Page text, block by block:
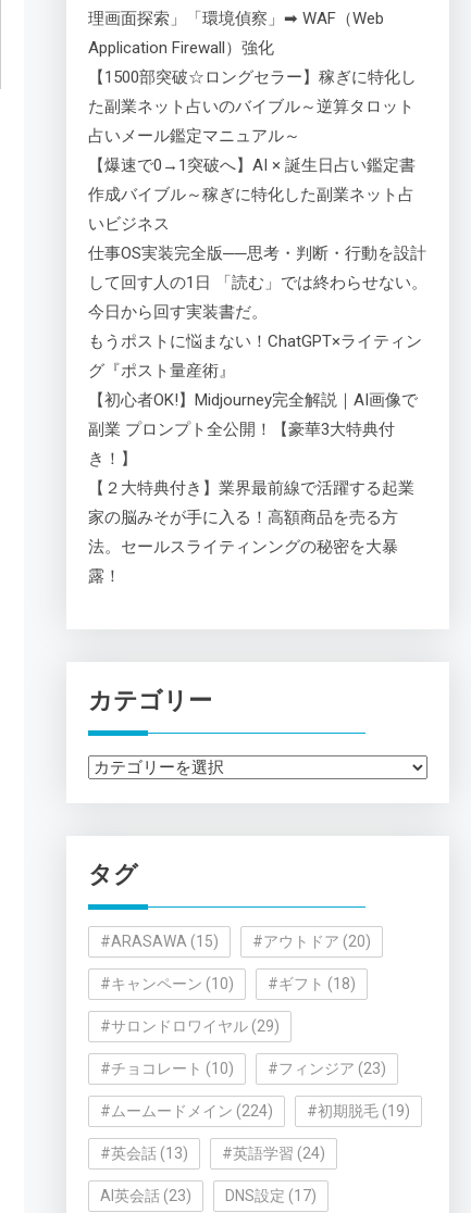
理画面探索」「環境偵察」➡ WAF（Web
Application Firewall）強化
【1500部突破☆ロングセラー】稼ぎに特化し
た副業ネット占いのバイブル～逆算タロット
占いメール鑑定マニュアル～
【爆速で0→1突破へ】AI × 誕生日占い鑑定書
作成バイブル～稼ぎに特化した副業ネット占
いビジネス
仕事OS実装完全版──思考・判断・行動を設計
して回す人の1日 「読む」では終わらせない。
今日から回す実装書だ。
もうポストに悩まない！ChatGPT×ライティン
グ『ポスト量産術』
【初心者OK!】Midjourney完全解説｜AI画像で
副業 プロンプト全公開！【豪華3大特典付
き！】
【２大特典付き】業界最前線で活躍する起業
家の脳みそが手に入る！高額商品を売る方
法。セールスライティンングの秘密を大暴
露！
カテゴリー
カ
ー
タグ
#ARASAWA (15) #アウトドア (20)
#キャンペーン (10) #ギフト (18)
#サロンドロワイヤル(29)
#チョコレート (10) #フィンジア (23)
#ムームードメイン (224) #初期脱毛(19)
#英会話(13) #英語学習 (24)
AI英会話(23) DNS設定 (17)